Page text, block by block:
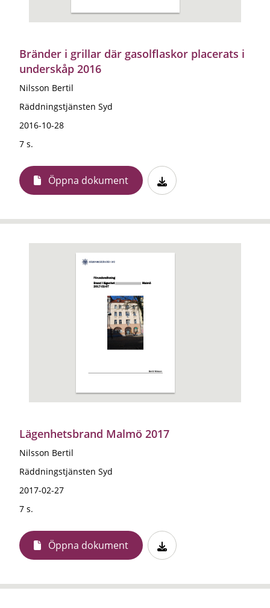
Bränder i grillar där gasolflaskor placerats i
underskåp 2016
Nilsson Bertil
Räddningstjänsten Syd
2016-10-28
7 s.
Öppna dokument
Lägenhetsbrand Malmö 2017
Nilsson Bertil
Räddningstjänsten Syd
2017-02-27
7 s.
Öppna dokument